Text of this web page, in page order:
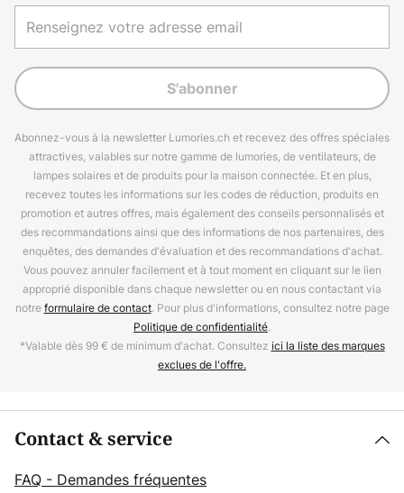
S'abonner
Abonnez-vous à la newsletter Lumories.ch et recevez des offres spéciales
attractives, valables sur notre gamme de lumories, de ventilateurs, de
lampes solaires et de produits pour la maison connectée. Et en plus,
recevez toutes les informations sur les codes de réduction, produits en
promotion et autres offres, mais également des conseils personnalisés et
des recommandations ainsi que des informations de nos partenaires, des
enquêtes, des demandes d'évaluation et des recommandations d'achat.
Vous pouvez annuler facilement et à tout moment en cliquant sur le lien
approprié disponible dans chaque newsletter ou en nous contactant via
notreformulaire de contact. Pour plus d'informations, consultez notre page
Politique de confidentialité.
*Valable dès 99 € de minimum d'achat. Consultez ici la liste des marques
exclues de l'offre.
Contact & service
FAQ - Demandes fréquentes